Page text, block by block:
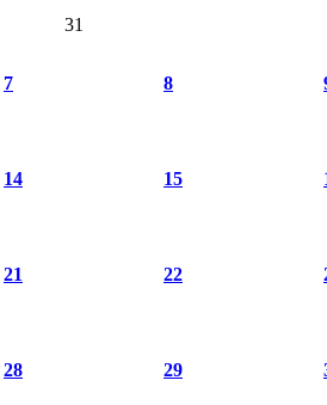
31
7 8
14 15
21 22
28 29